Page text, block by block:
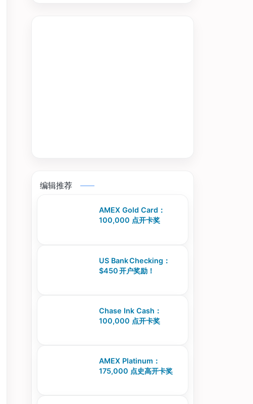
编辑推荐
AMEX Gold Card：
100,000 点开卡奖
US Bank Checking：
$450 开户奖励！
Chase Ink Cash：
100,000 点开卡奖
AMEX Platinum：
175,000 点史高开卡奖